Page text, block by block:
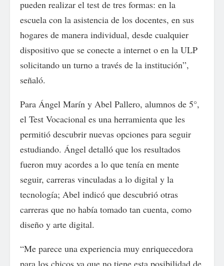
pueden realizar el test de tres formas: en la
escuela con la asistencia de los docentes, en sus
hogares de manera individual, desde cualquier
dispositivo que se conecte a internet o en la ULP
solicitando un turno a través de la institución”,
señaló.
Para Ángel Marín y Abel Pallero, alumnos de 5°,
el Test Vocacional es una herramienta que les
permitió descubrir nuevas opciones para seguir
estudiando. Ángel detalló que los resultados
fueron muy acordes a lo que tenía en mente
seguir, carreras vinculadas a lo digital y la
tecnología; Abel indicó que descubrió otras
carreras que no había tomado tan cuenta, como
diseño y arte digital.
“Me parece una experiencia muy enriquecedora
para los chicos ya que no tiene esta posibilidad de